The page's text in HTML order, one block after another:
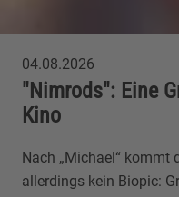
04.08.2026
"Nimrods": Eine
Kino
Nach „Michael“
allerdings kein Biopic: